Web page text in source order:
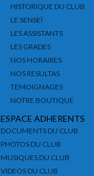
HISTORIQUE DU CLUB
LE SENSEÏ
LES ASSISTANTS
LES GRADES
NOS HORAIRES
NOS RESULTAS
TEMOIGNAGES
NOTRE BOUTIQUE
ESPACE ADHERENTS
DOCUMENTS DU CLUB
PHOTOS DU CLUB
MUSIQUES DU CLUB
VIDEOS DU CLUB